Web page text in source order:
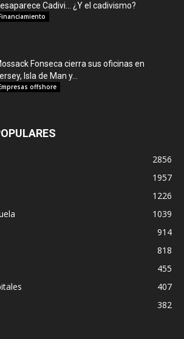
Cadivi… ¿Y el cadivismo?
Fonseca cierra sus oficinas en
Isla de Man y...
offshore
2856
1957
1226
1039
914
818
455
407
382